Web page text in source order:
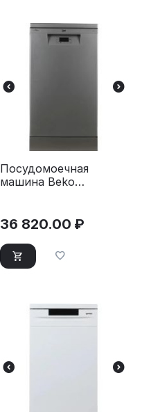
Посудомоечная
машина Beko
36 820.00 ₽